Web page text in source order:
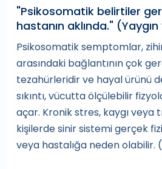
"Psikosomatik belirtiler
hastanın aklında." (Yaygın
Psikosomatik semptomlar,
arasındaki bağlantının çok
tezahürleridir ve hayal ürünü
sıkıntı, vücutta ölçülebilir
açar. Kronik stres, kaygı veya
kişilerde sinir sistemi gerçek
veya hastalığa neden olabilir.